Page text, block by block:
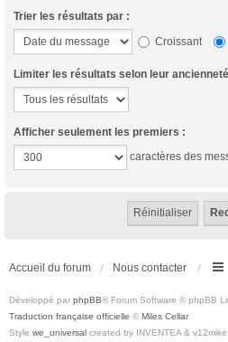
Trier les résultats par :
Croissant
Limiter les résultats selon leur
Afficher seulement les premiers :
caractères des
Accueil du forum Nous contacter
Développé par phpBB® Forum Software © phpBB
Traduction française officielle © Miles Cellar
Style we_universal created by INVENTEA & v12mike